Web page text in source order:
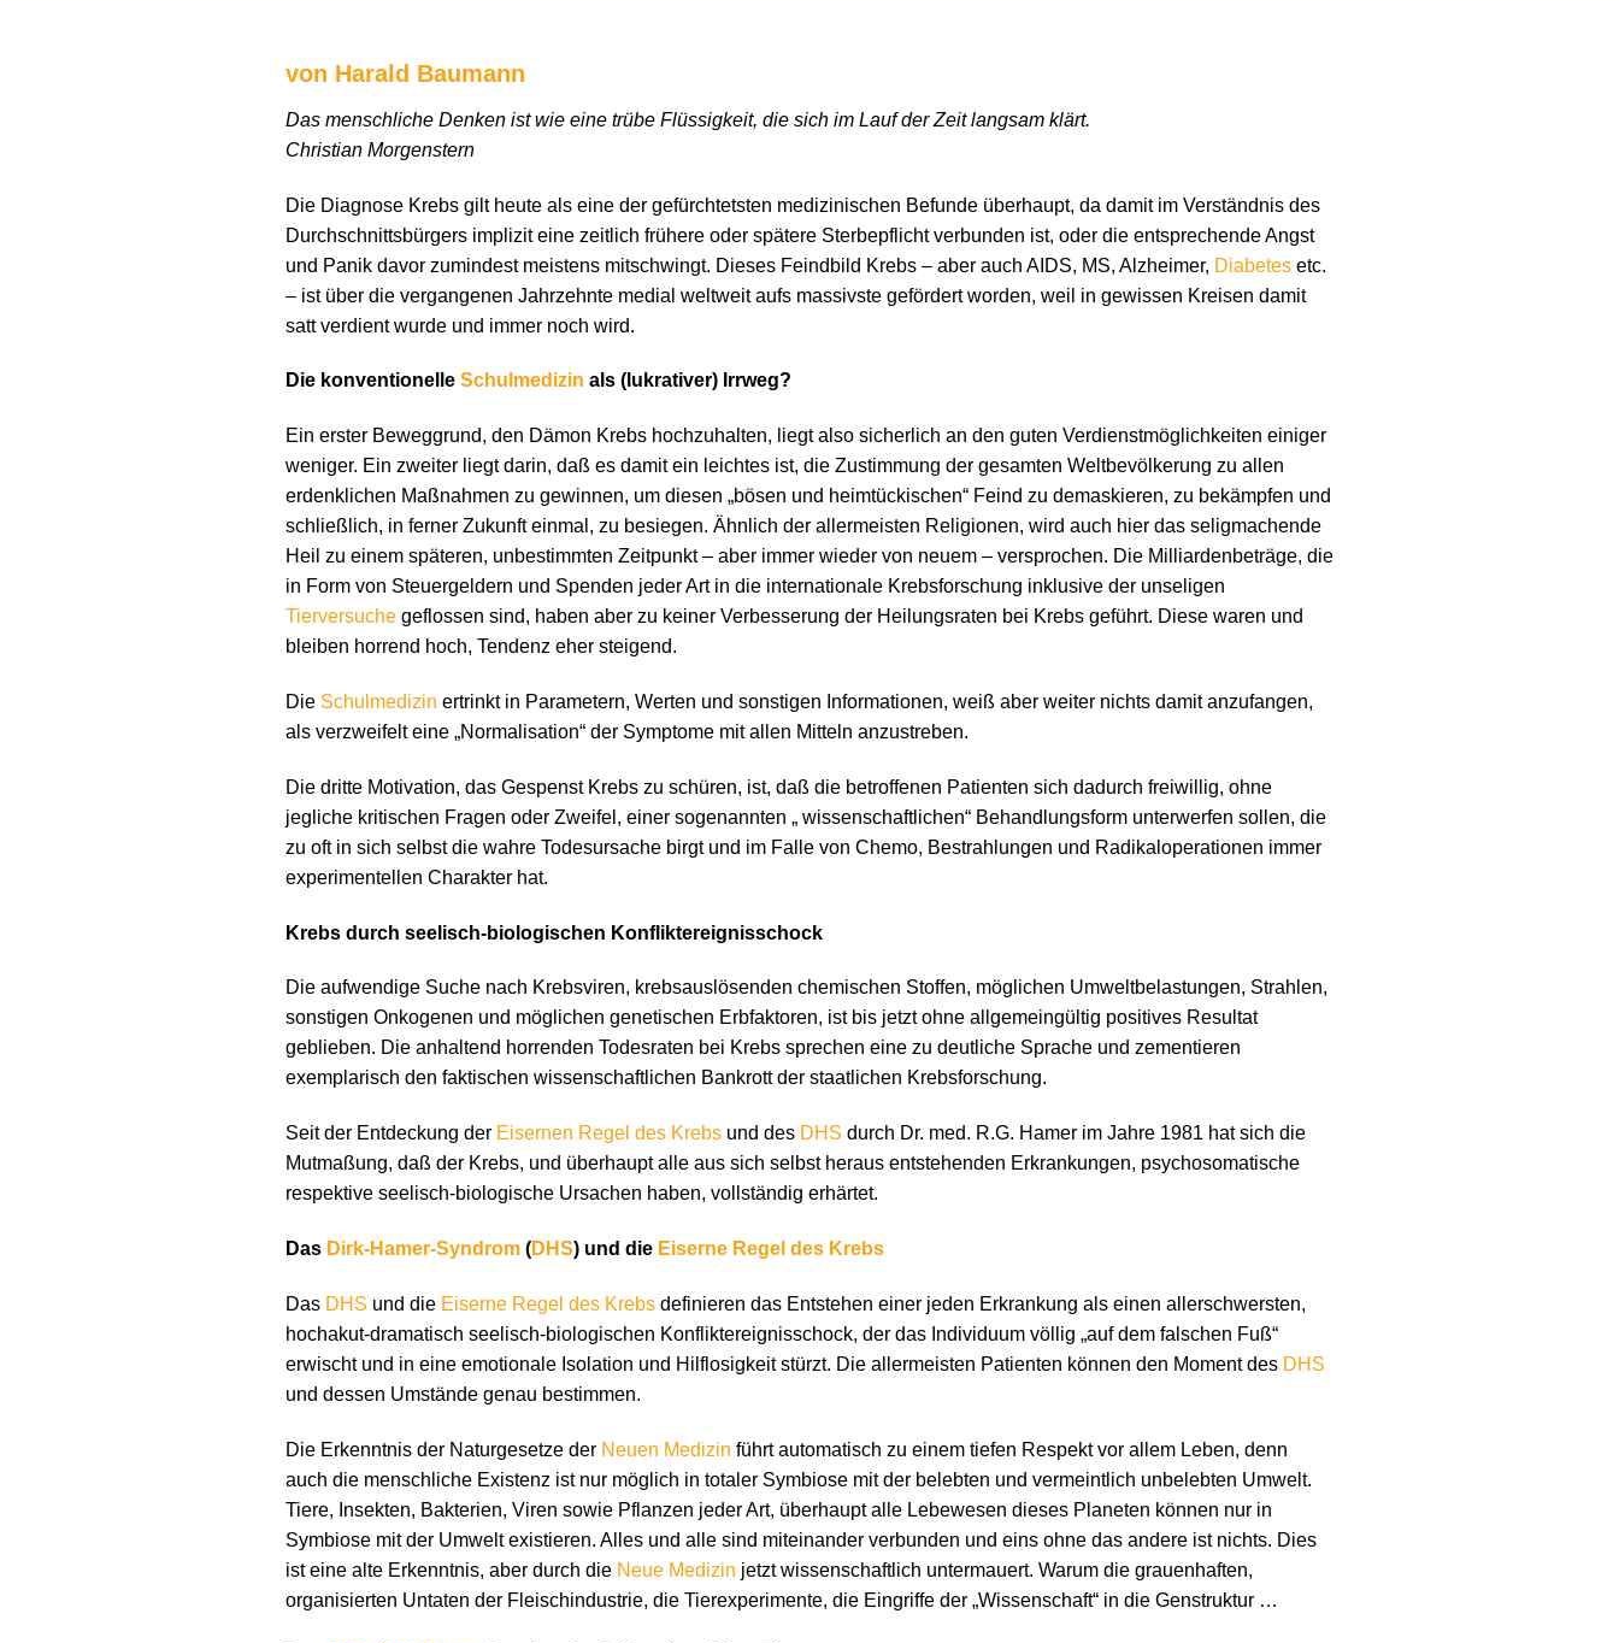
von Harald Baumann
Das menschliche Denken ist wie eine trübe Flüssigkeit, die sich im Lauf der Zeit langsam klärt.
Christian Morgenstern
Die Diagnose Krebs gilt heute als eine der gefürchtetsten medizinischen Befunde überhaupt, da damit im Verständnis des
Durchschnittsbürgers implizit eine zeitlich frühere oder spätere Sterbepflicht verbunden ist, oder die entsprechende Angst
und Panik davor zumindest meistens mitschwingt. Dieses Feindbild Krebs – aber auch AIDS, MS, Alzheimer, Diabetes etc.
– ist über die vergangenen Jahrzehnte medial weltweit aufs massivste gefördert worden, weil in gewissen Kreisen damit
satt verdient wurde und immer noch wird.
Die konventionelle Schulmedizin als (lukrativer) Irrweg?
Ein erster Beweggrund, den Dämon Krebs hochzuhalten, liegt also sicherlich an den guten Verdienstmöglichkeiten einiger
weniger. Ein zweiter liegt darin, daß es damit ein leichtes ist, die Zustimmung der gesamten Weltbevölkerung zu allen
erdenklichen Maßnahmen zu gewinnen, um diesen „bösen und heimtückischen“ Feind zu demaskieren, zu bekämpfen und
schließlich, in ferner Zukunft einmal, zu besiegen. Ähnlich der allermeisten Religionen, wird auch hier das seligmachende
Heil zu einem späteren, unbestimmten Zeitpunkt – aber immer wieder von neuem – versprochen. Die Milliardenbeträge, die
in Form von Steuergeldern und Spenden jeder Art in die internationale Krebsforschung inklusive der unseligen
Tierversuche geflossen sind, haben aber zu keiner Verbesserung der Heilungsraten bei Krebs geführt. Diese waren und
bleiben horrend hoch, Tendenz eher steigend.
Die Schulmedizin ertrinkt in Parametern, Werten und sonstigen Informationen, weiß aber weiter nichts damit anzufangen,
als verzweifelt eine „Normalisation“ der Symptome mit allen Mitteln anzustreben.
Die dritte Motivation, das Gespenst Krebs zu schüren, ist, daß die betroffenen Patienten sich dadurch freiwillig, ohne
jegliche kritischen Fragen oder Zweifel, einer sogenannten „ wissenschaftlichen“ Behandlungsform unterwerfen sollen, die
zu oft in sich selbst die wahre Todesursache birgt und im Falle von Chemo, Bestrahlungen und Radikaloperationen immer
experimentellen Charakter hat.
Krebs durch seelisch-biologischen Konfliktereignisschock
Die aufwendige Suche nach Krebsviren, krebsauslösenden chemischen Stoffen, möglichen Umweltbelastungen, Strahlen,
sonstigen Onkogenen und möglichen genetischen Erbfaktoren, ist bis jetzt ohne allgemeingültig positives Resultat
geblieben. Die anhaltend horrenden Todesraten bei Krebs sprechen eine zu deutliche Sprache und zementieren
exemplarisch den faktischen wissenschaftlichen Bankrott der staatlichen Krebsforschung.
Seit der Entdeckung der Eisernen Regel des Krebs und des DHS durch Dr. med. R.G. Hamer im Jahre 1981 hat sich die
Mutmaßung, daß der Krebs, und überhaupt alle aus sich selbst heraus entstehenden Erkrankungen, psychosomatische
respektive seelisch-biologische Ursachen haben, vollständig erhärtet.
Das Dirk-Hamer-Syndrom (DHS) und die Eiserne Regel des Krebs
Das DHS und die Eiserne Regel des Krebs definieren das Entstehen einer jeden Erkrankung als einen allerschwersten,
hochakut-dramatisch seelisch-biologischen Konfliktereignisschock, der das Individuum völlig „auf dem falschen Fuß“
erwischt und in eine emotionale Isolation und Hilflosigkeit stürzt. Die allermeisten Patienten können den Moment des DHS
und dessen Umstände genau bestimmen.
Die Erkenntnis der Naturgesetze der Neuen Medizin führt automatisch zu einem tiefen Respekt vor allem Leben, denn
auch die menschliche Existenz ist nur möglich in totaler Symbiose mit der belebten und vermeintlich unbelebten Umwelt.
Tiere, Insekten, Bakterien, Viren sowie Pflanzen jeder Art, überhaupt alle Lebewesen dieses Planeten können nur in
Symbiose mit der Umwelt existieren. Alles und alle sind miteinander verbunden und eins ohne das andere ist nichts. Dies
ist eine alte Erkenntnis, aber durch die Neue Medizin jetzt wissenschaftlich untermauert. Warum die grauenhaften,
organisierten Untaten der Fleischindustrie, die Tierexperimente, die Eingriffe der „Wissenschaft“ in die Genstruktur …